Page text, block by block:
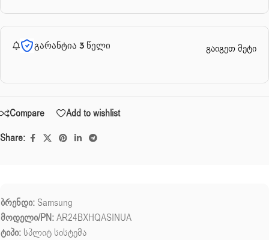
გარანტია 3 წელი გაიგეთ მეტი
Compare
Add to wishlist
Share:
ბრენდი: Samsung
მოდელი/PN:AR24BXHQASINUA
ტიპი: სპლიტ სისტემა